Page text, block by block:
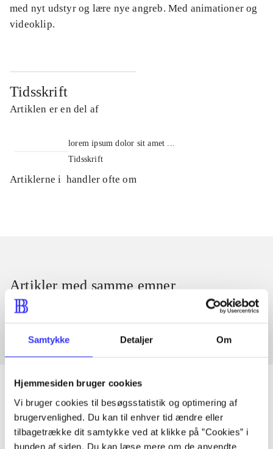
Samtykke Detaljer Om
Hjemmesiden bruger cookies
Vi bruger cookies til besøgsstatistik og optimering af
brugervenlighed. Du kan til enhver tid ændre eller
tilbagetrække dit samtykke ved at klikke på ”Cookies” i
bunden af siden. Du kan læse mere om de anvendte
med nyt udstyr og lære nye angreb. Med animationer og
videoklip.
Tidsskrift
Artiklen er en del af
lorem ipsum dolor sit amet ...
Tidsskrift
Artiklerne i handler ofte om
Artikler med samme emner
Fra
Artikler
Alle registrerede artikler fordelt på udgivelser